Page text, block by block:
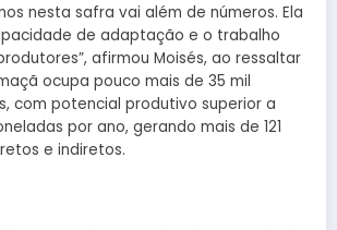
nesta safra vai além de números. Ela
de adaptação e o trabalho
afirmou Moisés, ao ressaltar
ocupa pouco mais de 35 mil
com potencial produtivo superior a
por ano, gerando mais de 121
e indiretos.